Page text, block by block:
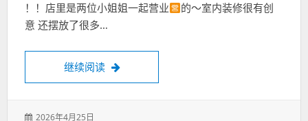
！！店里是两位小姐姐一起营业
的～室内装修很有创
意 还摆放了很多…
继续阅读 ◆江门这家鲜花与咖啡的小店也太美了吧
发
2026年4月25日